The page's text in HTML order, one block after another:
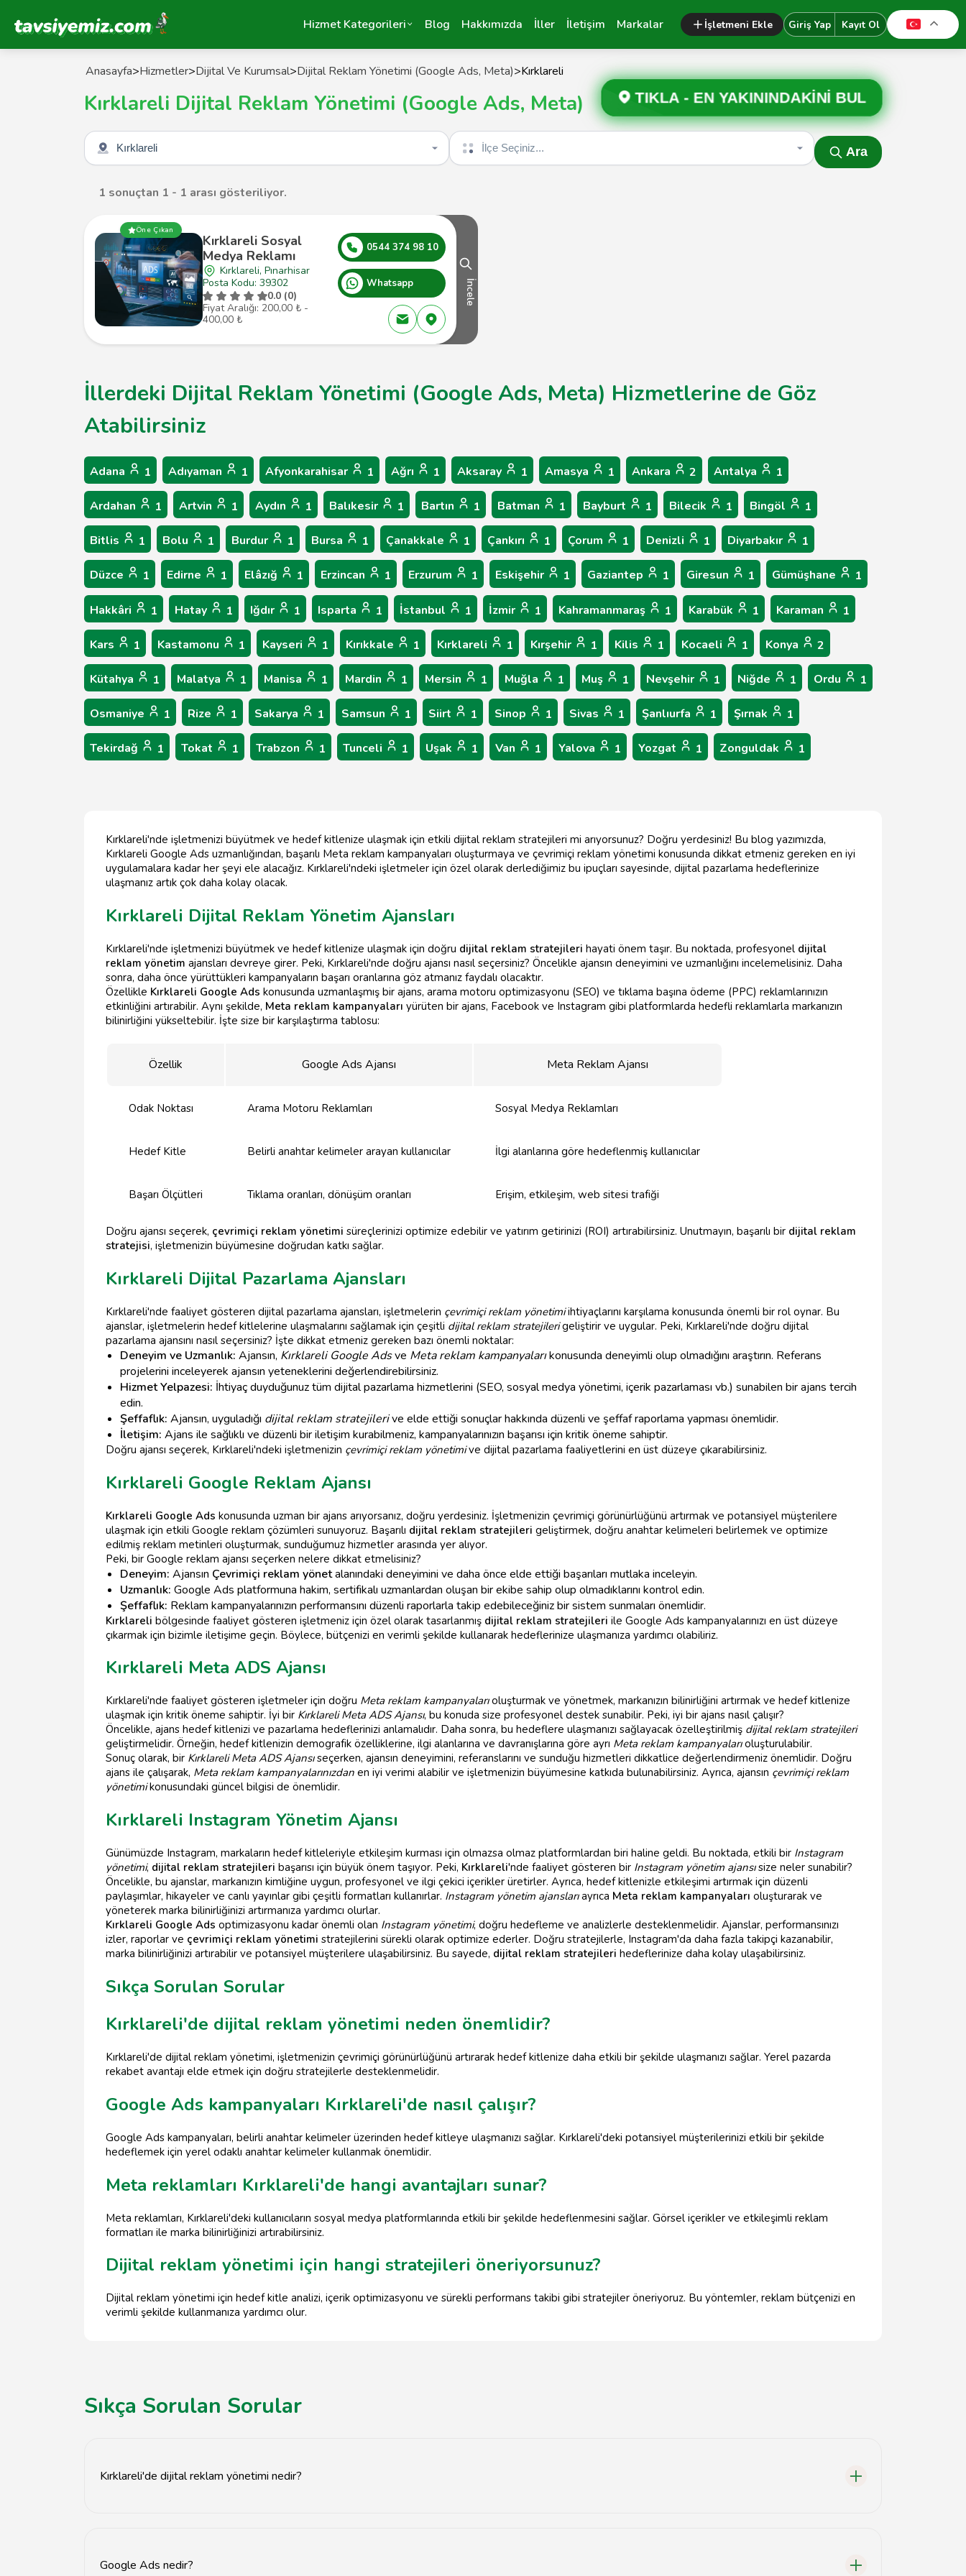
Tavsiyemiz Anasayfa Hizmet Kategorileri Blog Hakkımızda İller İletişim Markalar İşletmeni Ekle Giriş Yap Kayıt Ol
Anasayfa>Hizmetler>Dijital Ve Kurumsal>Dijital Reklam Yönetimi (Google Ads, Meta)>Kırklareli
Kırklareli Dijital Reklam Yönetimi (Google Ads, Meta) TIKLA - EN YAKININDAKİNİ BUL
Şehir seçin İlçe seçin
Ara
1 sonuçtan 1 - 1 arası gösteriliyor.
Öne Çıkan
Kırklareli Sosyal
Medya Reklamı
Kırklareli, Pınarhisar
Posta Kodu: 39302
0.0 (0)
Fiyat Aralığı: 200,00 ₺ -
400,00 ₺
0544 374 98 10
Whatsapp İncele
İllerdeki Dijital Reklam Yönetimi (Google Ads, Meta) Hizmetlerine de Göz
Atabilirsiniz
Adana 1 Adıyaman 1 Afyonkarahisar 1 Ağrı 1 Aksaray 1 Amasya 1 Ankara 2 Antalya 1
Ardahan 1 Artvin 1 Aydın 1 Balıkesir 1 Bartın 1 Batman 1 Bayburt 1 Bilecik 1 Bingöl 1
Bitlis 1 Bolu 1 Burdur 1 Bursa 1 Çanakkale 1 Çankırı 1 Çorum 1 Denizli 1 Diyarbakır 1
Düzce 1 Edirne 1 Elâzığ 1 Erzincan 1 Erzurum 1 Eskişehir 1 Gaziantep 1 Giresun 1 Gümüşhane 1
Hakkâri 1 Hatay 1 Iğdır 1 Isparta 1 İstanbul 1 İzmir 1 Kahramanmaraş 1 Karabük 1 Karaman 1
Kars 1 Kastamonu 1 Kayseri 1 Kırıkkale 1 Kırklareli 1 Kırşehir 1 Kilis 1 Kocaeli 1 Konya 2
Kütahya 1 Malatya 1 Manisa 1 Mardin 1 Mersin 1 Muğla 1 Muş 1 Nevşehir 1 Niğde 1 Ordu 1
Osmaniye 1 Rize 1 Sakarya 1 Samsun 1 Siirt 1 Sinop 1 Sivas 1 Şanlıurfa 1 Şırnak 1
Tekirdağ 1 Tokat 1 Trabzon 1 Tunceli 1 Uşak 1 Van 1 Yalova 1 Yozgat 1 Zonguldak 1
Kırklareli'nde işletmenizi büyütmek ve hedef kitlenize ulaşmak için etkili dijital reklam stratejileri mi arıyorsunuz? Doğru yerdesiniz! Bu blog yazımızda,
Kırklareli Google Ads uzmanlığından, başarılı Meta reklam kampanyaları oluşturmaya ve çevrimiçi reklam yönetimi konusunda dikkat etmeniz gereken en iyi
uygulamalara kadar her şeyi ele alacağız. Kırklareli'ndeki işletmeler için özel olarak derlediğimiz bu ipuçları sayesinde, dijital pazarlama hedeflerinize
ulaşmanız artık çok daha kolay olacak.
Kırklareli Dijital Reklam Yönetim Ajansları
Kırklareli'nde işletmenizi büyütmek ve hedef kitlenize ulaşmak için doğru dijital reklam stratejileri hayati önem taşır. Bu noktada, profesyonel dijital
reklam yönetim ajansları devreye girer. Peki, Kırklareli'nde doğru ajansı nasıl seçersiniz? Öncelikle ajansın deneyimini ve uzmanlığını incelemelisiniz. Daha
sonra, daha önce yürüttükleri kampanyaların başarı oranlarına göz atmanız faydalı olacaktır.
Özellikle Kırklareli Google Ads konusunda uzmanlaşmış bir ajans, arama motoru optimizasyonu (SEO) ve tıklama başına ödeme (PPC) reklamlarınızın
etkinliğini artırabilir. Aynı şekilde, Meta reklam kampanyaları yürüten bir ajans, Facebook ve Instagram gibi platformlarda hedefli reklamlarla markanızın
bilinirliğini yükseltebilir. İşte size bir karşılaştırma tablosu:
Özellik Google Ads Ajansı Meta Reklam Ajansı
Odak Noktası Arama Motoru Reklamları Sosyal Medya Reklamları
Hedef Kitle Belirli anahtar kelimeler arayan kullanıcılar İlgi alanlarına göre hedeflenmiş kullanıcılar
Başarı Ölçütleri Tıklama oranları, dönüşüm oranları Erişim, etkileşim, web sitesi trafiği
Doğru ajansı seçerek, çevrimiçi reklam yönetimi süreçlerinizi optimize edebilir ve yatırım getirinizi (ROI) artırabilirsiniz. Unutmayın, başarılı bir dijital reklam
stratejisi, işletmenizin büyümesine doğrudan katkı sağlar.
Kırklareli Dijital Pazarlama Ajansları
Kırklareli'nde faaliyet gösteren dijital pazarlama ajansları, işletmelerin çevrimiçi reklam yönetimiihtiyaçlarını karşılama konusunda önemli bir rol oynar. Bu
ajanslar, işletmelerin hedef kitlelerine ulaşmalarını sağlamak için çeşitli dijital reklam stratejilerigeliştirir ve uygular. Peki, Kırklareli'nde doğru dijital
pazarlama ajansını nasıl seçersiniz? İşte dikkat etmeniz gereken bazı önemli noktalar:
Deneyim ve Uzmanlık: Ajansın, Kırklareli Google Adsve Meta reklam kampanyalarıkonusunda deneyimli olup olmadığını araştırın. Referans
projelerini inceleyerek ajansın yeteneklerini değerlendirebilirsiniz.
Hizmet Yelpazesi: İhtiyaç duyduğunuz tüm dijital pazarlama hizmetlerini (SEO, sosyal medya yönetimi, içerik pazarlaması vb.) sunabilen bir ajans tercih
edin.
Şeffaflık: Ajansın, uyguladığı dijital reklam stratejilerive elde ettiği sonuçlar hakkında düzenli ve şeffaf raporlama yapması önemlidir.
İletişim: Ajans ile sağlıklı ve düzenli bir iletişim kurabilmeniz, kampanyalarınızın başarısı için kritik öneme sahiptir.
Doğru ajansı seçerek, Kırklareli'ndeki işletmenizin çevrimiçi reklam yönetimive dijital pazarlama faaliyetlerini en üst düzeye çıkarabilirsiniz.
Kırklareli Google Reklam Ajansı
Kırklareli Google Ads konusunda uzman bir ajans arıyorsanız, doğru yerdesiniz. İşletmenizin çevrimiçi görünürlüğünü artırmak ve potansiyel müşterilere
ulaşmak için etkili Google reklam çözümleri sunuyoruz. Başarılı dijital reklam stratejileri geliştirmek, doğru anahtar kelimeleri belirlemek ve optimize
edilmiş reklam metinleri oluşturmak, sunduğumuz hizmetler arasında yer alıyor.
Peki, bir Google reklam ajansı seçerken nelere dikkat etmelisiniz?
Deneyim: Ajansın Çevrimiçi reklam yönetalanındaki deneyimini ve daha önce elde ettiği başarıları mutlaka inceleyin.
Uzmanlık: Google Ads platformuna hakim, sertifikalı uzmanlardan oluşan bir ekibe sahip olup olmadıklarını kontrol edin.
Şeffaflık: Reklam kampanyalarınızın performansını düzenli raporlarla takip edebileceğiniz bir sistem sunmaları önemlidir.
Kırklareli bölgesinde faaliyet gösteren işletmeniz için özel olarak tasarlanmış dijital reklam stratejileri ile Google Ads kampanyalarınızı en üst düzeye
çıkarmak için bizimle iletişime geçin. Böylece, bütçenizi en verimli şekilde kullanarak hedeflerinize ulaşmanıza yardımcı olabiliriz.
Kırklareli Meta ADS Ajansı
Kırklareli'nde faaliyet gösteren işletmeler için doğru Meta reklam kampanyalarıoluşturmak ve yönetmek, markanızın bilinirliğini artırmak ve hedef kitlenize
ulaşmak için kritik öneme sahiptir. İyi bir Kırklareli Meta ADS Ajansı, bu konuda size profesyonel destek sunabilir. Peki, iyi bir ajans nasıl çalışır?
Öncelikle, ajans hedef kitlenizi ve pazarlama hedeflerinizi anlamalıdır. Daha sonra, bu hedeflere ulaşmanızı sağlayacak özelleştirilmiş dijital reklam stratejileri
geliştirmelidir. Örneğin, hedef kitlenizin demografik özelliklerine, ilgi alanlarına ve davranışlarına göre ayrı Meta reklam kampanyalarıoluşturulabilir.
Sonuç olarak, bir Kırklareli Meta ADS Ajansıseçerken, ajansın deneyimini, referanslarını ve sunduğu hizmetleri dikkatlice değerlendirmeniz önemlidir. Doğru
ajans ile çalışarak, Meta reklam kampanyalarınızdan en iyi verimi alabilir ve işletmenizin büyümesine katkıda bulunabilirsiniz. Ayrıca, ajansın çevrimiçi reklam
yönetimikonusundaki güncel bilgisi de önemlidir.
Kırklareli Instagram Yönetim Ajansı
Günümüzde Instagram, markaların hedef kitleleriyle etkileşim kurması için olmazsa olmaz platformlardan biri haline geldi. Bu noktada, etkili bir Instagram
yönetimi, dijital reklam stratejileri başarısı için büyük önem taşıyor. Peki, Kırklareli'nde faaliyet gösteren bir Instagram yönetim ajansısize neler sunabilir?
Öncelikle, bu ajanslar, markanızın kimliğine uygun, profesyonel ve ilgi çekici içerikler üretirler. Ayrıca, hedef kitlenizle etkileşimi artırmak için düzenli
paylaşımlar, hikayeler ve canlı yayınlar gibi çeşitli formatları kullanırlar. Instagram yönetim ajanslarıayrıca Meta reklam kampanyaları oluşturarak ve
yöneterek marka bilinirliğinizi artırmanıza yardımcı olurlar.
Kırklareli Google Ads optimizasyonu kadar önemli olan Instagram yönetimi, doğru hedefleme ve analizlerle desteklenmelidir. Ajanslar, performansınızı
izler, raporlar ve çevrimiçi reklam yönetimi stratejilerini sürekli olarak optimize ederler. Doğru stratejilerle, Instagram'da daha fazla takipçi kazanabilir,
marka bilinirliğinizi artırabilir ve potansiyel müşterilere ulaşabilirsiniz. Bu sayede, dijital reklam stratejileri hedeflerinize daha kolay ulaşabilirsiniz.
Sıkça Sorulan Sorular
Kırklareli'de dijital reklam yönetimi neden önemlidir?
Kırklareli'de dijital reklam yönetimi, işletmenizin çevrimiçi görünürlüğünü artırarak hedef kitlenize daha etkili bir şekilde ulaşmanızı sağlar. Yerel pazarda
rekabet avantajı elde etmek için doğru stratejilerle desteklenmelidir.
Google Ads kampanyaları Kırklareli'de nasıl çalışır?
Google Ads kampanyaları, belirli anahtar kelimeler üzerinden hedef kitleye ulaşmanızı sağlar. Kırklareli'deki potansiyel müşterilerinizi etkili bir şekilde
hedeflemek için yerel odaklı anahtar kelimeler kullanmak önemlidir.
Meta reklamları Kırklareli'de hangi avantajları sunar?
Meta reklamları, Kırklareli'deki kullanıcıların sosyal medya platformlarında etkili bir şekilde hedeflenmesini sağlar. Görsel içerikler ve etkileşimli reklam
formatları ile marka bilinirliğinizi artırabilirsiniz.
Dijital reklam yönetimi için hangi stratejileri öneriyorsunuz?
Dijital reklam yönetimi için hedef kitle analizi, içerik optimizasyonu ve sürekli performans takibi gibi stratejiler öneriyoruz. Bu yöntemler, reklam bütçenizi en
verimli şekilde kullanmanıza yardımcı olur.
Sıkça Sorulan Sorular
Kırklareli'de dijital reklam yönetimi nedir?
Google Ads nedir?